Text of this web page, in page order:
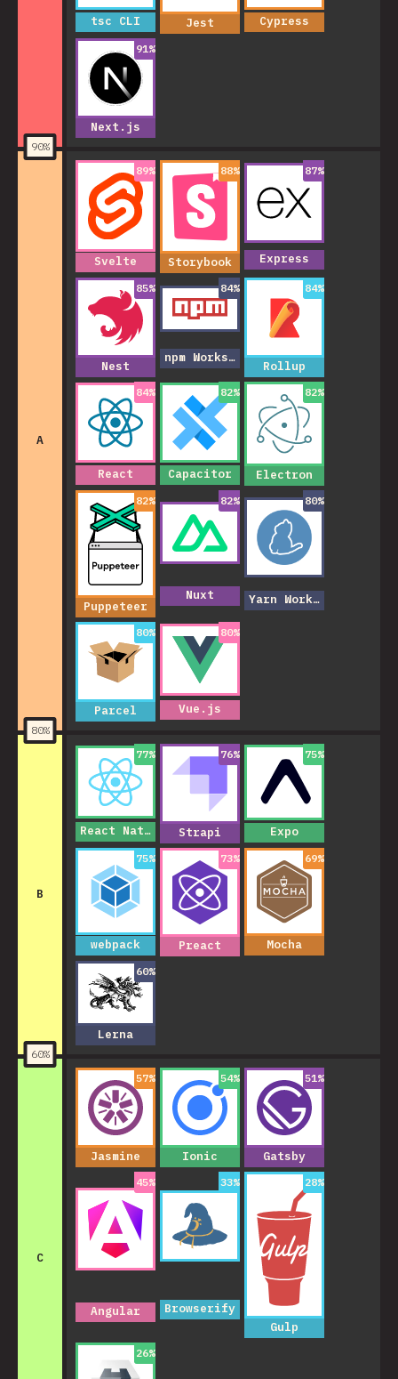
90%
tsc CLI Jest Cypress
91 %
Next.js
A
80%
89%
Svelte
88%
Storybook
87%
Express
85%
Nest
84%
npm Workspaces
84%
Rollup
84%
React
82%
Capacitor
82%
Electron
82%
Puppeteer
82%
Nuxt
80%
Yarn Workspaces
80%
Parcel
80%
Vue.js
B
60%
77%
React Native
76%
Strapi
75%
Expo
75%
webpack
73%
Preact
69%
Mocha
60%
Lerna
C
57%
Jasmine
54%
Ionic
51 %
Gatsby
45%
Angular
33%
Browserify
28%
Gulp
26%